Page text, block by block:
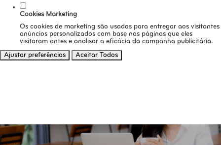
Cookies Marketing
Os cookies de marketing são usados para entregar aos visitantes
anúncios personalizados com base nas páginas que eles
visitaram antes e analisar a eficácia da campanha publicitária.
Ajustar preferências
Aceitar Todos